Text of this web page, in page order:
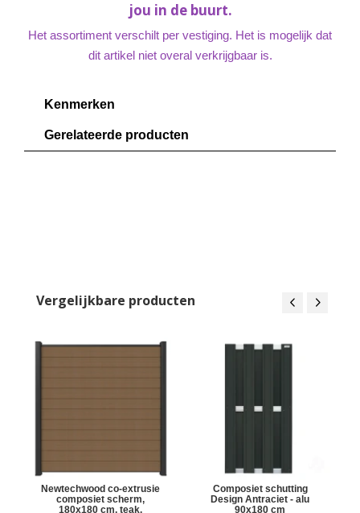
jou in de buurt.
Het assortiment verschilt per vestiging. Het is mogelijk dat
dit artikel niet overal verkrijgbaar is.
Kenmerken
Gerelateerde producten
Vergelijkbare producten
Newtechwood co-extrusie
composiet scherm,
180x180 cm, teak.
Composiet schutting
Design Antraciet - alu
90x180 cm